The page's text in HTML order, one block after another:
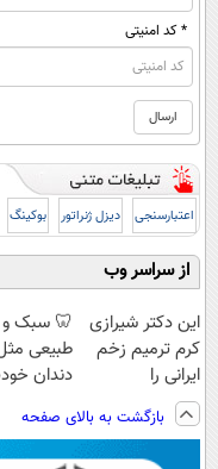
* کد امنیتی
اعتبارسنجی دیزل ژنراتور بوکینگ
از سراسر وب
این دکتر شیرازی
کرم ترمیم زخم
ایرانی را
ساخت!!!
🦷 سبک و
طبیعی
دندان
پرداخت
💳 📍
بازگشت به بالای صفحه